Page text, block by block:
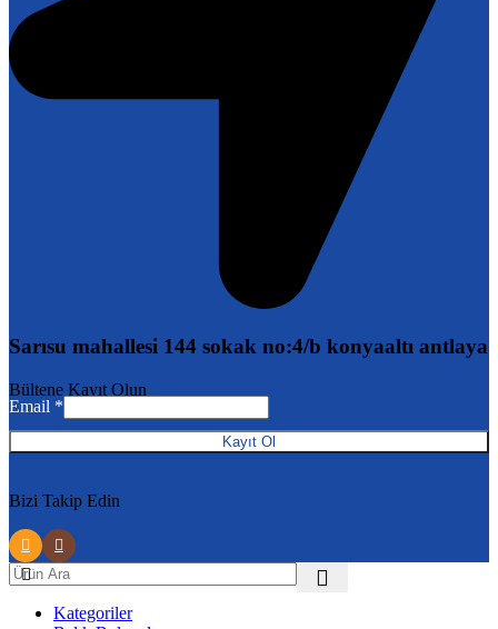
Sarısu mahallesi 144 sokak no:4/b konyaaltı antlaya
Bültene Kayıt Olun
Email
Email *
Kayıt Ol
Bizi Takip Edin
Kategoriler